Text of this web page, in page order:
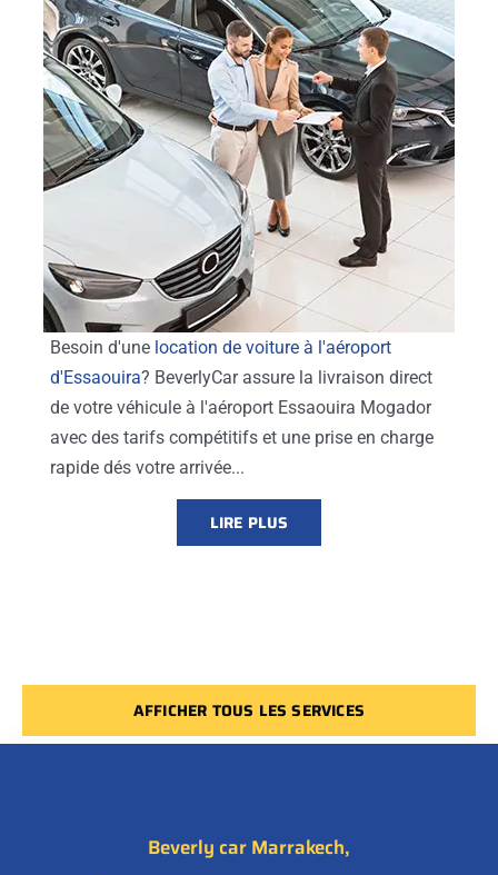
Besoin d'une location de voiture à l'aéroport
d'Essaouira? BeverlyCar assure la livraison direct
de votre véhicule à l'aéroport Essaouira Mogador
avec des tarifs compétitifs et une prise en charge
rapide dés votre arrivée...
LIRE PLUS
AFFICHER TOUS LES SERVICES
Beverly car Marrakech,